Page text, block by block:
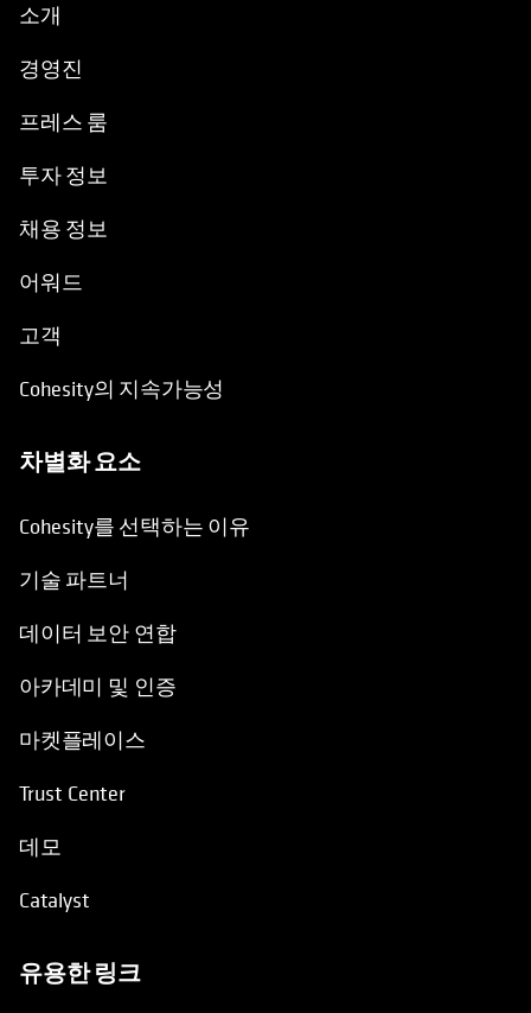
소개
경영진
프레스 룸
투자 정보
채용 정보
어워드
고객
Cohesity의 지속가능성
차별화 요소
Cohesity를 선택하는 이유
기술 파트너
데이터 보안 연합
아카데미 및 인증
마켓플레이스
Trust Center
데모
Catalyst
유용한 링크